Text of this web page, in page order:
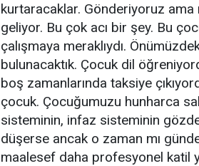
kurtaracaklar. Gönderiyoruz
geliyor. Bu çok acı bir şey. Bu
çalışmaya meraklıydı.
bulunacaktık. Çocuk dil
boş zamanlarında taksiye
çocuk. Çocuğumuzu hunharca
sisteminin, infaz sisteminin
düşerse ancak o zaman mı
maalesef daha profesyonel katil